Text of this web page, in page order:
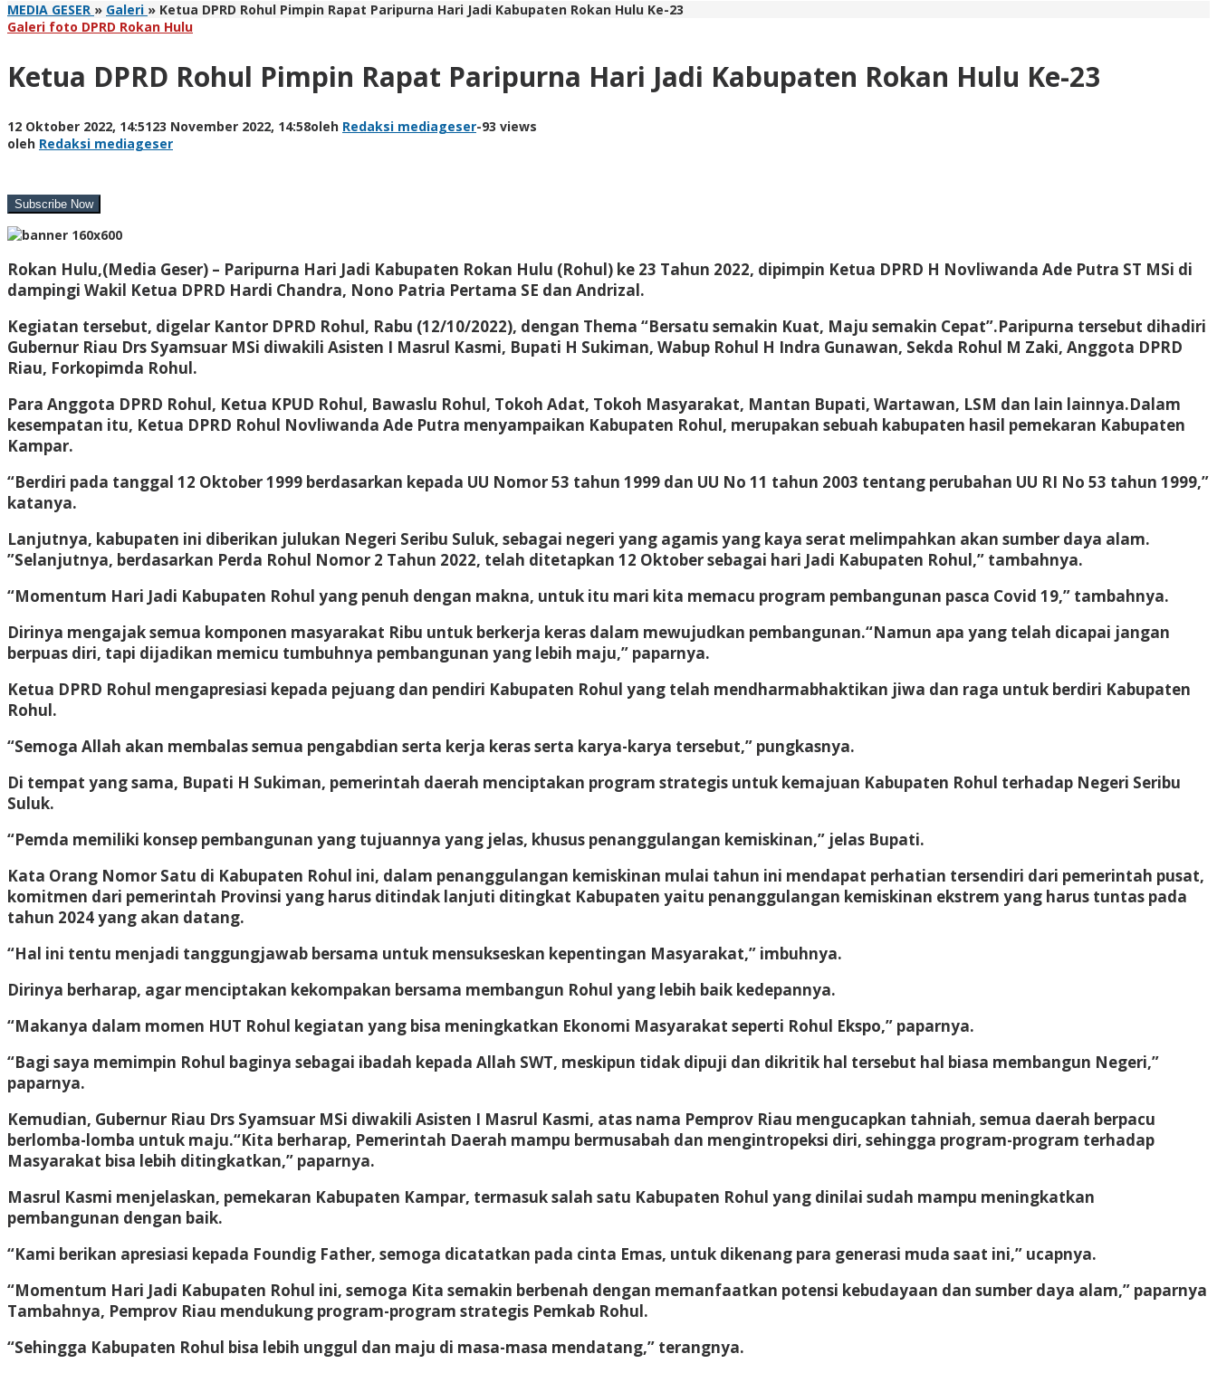
MEDIA GESER » Galeri » Ketua DPRD Rohul Pimpin Rapat Paripurna Hari Jadi Kabupaten Rokan Hulu Ke-23
Galeri foto DPRD Rokan Hulu
Ketua DPRD Rohul Pimpin Rapat Paripurna Hari Jadi Kabupaten Rokan Hulu Ke-23
12 Oktober 2022, 14:5123 November 2022, 14:58oleh Redaksi mediageser-93 views
oleh Redaksi mediageser
Rokan Hulu,(Media Geser) – Paripurna Hari Jadi Kabupaten Rokan Hulu (Rohul) ke 23 Tahun 2022, dipimpin Ketua DPRD H Novliwanda Ade Putra ST MSi di
dampingi Wakil Ketua DPRD Hardi Chandra, Nono Patria Pertama SE dan Andrizal.
Kegiatan tersebut, digelar Kantor DPRD Rohul, Rabu (12/10/2022), dengan Thema “Bersatu semakin Kuat, Maju semakin Cepat”.Paripurna tersebut dihadiri
Gubernur Riau Drs Syamsuar MSi diwakili Asisten I Masrul Kasmi, Bupati H Sukiman, Wabup Rohul H Indra Gunawan, Sekda Rohul M Zaki, Anggota DPRD
Riau, Forkopimda Rohul.
Para Anggota DPRD Rohul, Ketua KPUD Rohul, Bawaslu Rohul, Tokoh Adat, Tokoh Masyarakat, Mantan Bupati, Wartawan, LSM dan lain lainnya.Dalam
kesempatan itu, Ketua DPRD Rohul Novliwanda Ade Putra menyampaikan Kabupaten Rohul, merupakan sebuah kabupaten hasil pemekaran Kabupaten
Kampar.
“Berdiri pada tanggal 12 Oktober 1999 berdasarkan kepada UU Nomor 53 tahun 1999 dan UU No 11 tahun 2003 tentang perubahan UU RI No 53 tahun 1999,”
katanya.
Lanjutnya, kabupaten ini diberikan julukan Negeri Seribu Suluk, sebagai negeri yang agamis yang kaya serat melimpahkan akan sumber daya alam.
”Selanjutnya, berdasarkan Perda Rohul Nomor 2 Tahun 2022, telah ditetapkan 12 Oktober sebagai hari Jadi Kabupaten Rohul,” tambahnya.
“Momentum Hari Jadi Kabupaten Rohul yang penuh dengan makna, untuk itu mari kita memacu program pembangunan pasca Covid 19,” tambahnya.
Dirinya mengajak semua komponen masyarakat Ribu untuk berkerja keras dalam mewujudkan pembangunan.“Namun apa yang telah dicapai jangan
berpuas diri, tapi dijadikan memicu tumbuhnya pembangunan yang lebih maju,” paparnya.
Ketua DPRD Rohul mengapresiasi kepada pejuang dan pendiri Kabupaten Rohul yang telah mendharmabhaktikan jiwa dan raga untuk berdiri Kabupaten
Rohul.
“Semoga Allah akan membalas semua pengabdian serta kerja keras serta karya-karya tersebut,” pungkasnya.
Di tempat yang sama, Bupati H Sukiman, pemerintah daerah menciptakan program strategis untuk kemajuan Kabupaten Rohul terhadap Negeri Seribu
Suluk.
“Pemda memiliki konsep pembangunan yang tujuannya yang jelas, khusus penanggulangan kemiskinan,” jelas Bupati.
Kata Orang Nomor Satu di Kabupaten Rohul ini, dalam penanggulangan kemiskinan mulai tahun ini mendapat perhatian tersendiri dari pemerintah pusat,
komitmen dari pemerintah Provinsi yang harus ditindak lanjuti ditingkat Kabupaten yaitu penanggulangan kemiskinan ekstrem yang harus tuntas pada
tahun 2024 yang akan datang.
“Hal ini tentu menjadi tanggungjawab bersama untuk mensukseskan kepentingan Masyarakat,” imbuhnya.
Dirinya berharap, agar menciptakan kekompakan bersama membangun Rohul yang lebih baik kedepannya.
“Makanya dalam momen HUT Rohul kegiatan yang bisa meningkatkan Ekonomi Masyarakat seperti Rohul Ekspo,” paparnya.
“Bagi saya memimpin Rohul baginya sebagai ibadah kepada Allah SWT, meskipun tidak dipuji dan dikritik hal tersebut hal biasa membangun Negeri,”
paparnya.
Kemudian, Gubernur Riau Drs Syamsuar MSi diwakili Asisten I Masrul Kasmi, atas nama Pemprov Riau mengucapkan tahniah, semua daerah berpacu
berlomba-lomba untuk maju.“Kita berharap, Pemerintah Daerah mampu bermusabah dan mengintropeksi diri, sehingga program-program terhadap
Masyarakat bisa lebih ditingkatkan,” paparnya.
Masrul Kasmi menjelaskan, pemekaran Kabupaten Kampar, termasuk salah satu Kabupaten Rohul yang dinilai sudah mampu meningkatkan
pembangunan dengan baik.
“Kami berikan apresiasi kepada Foundig Father, semoga dicatatkan pada cinta Emas, untuk dikenang para generasi muda saat ini,” ucapnya.
“Momentum Hari Jadi Kabupaten Rohul ini, semoga Kita semakin berbenah dengan memanfaatkan potensi kebudayaan dan sumber daya alam,” paparnya
Tambahnya, Pemprov Riau mendukung program-program strategis Pemkab Rohul.
“Sehingga Kabupaten Rohul bisa lebih unggul dan maju di masa-masa mendatang,” terangnya.